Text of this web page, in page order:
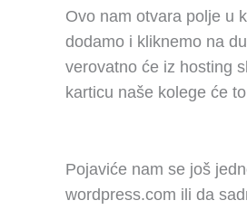
Ovo nam otvara polje u
dodamo i kliknemo na
verovatno će iz hosting
karticu naše kolege će
Pojaviće nam se još
wordpress.com ili da